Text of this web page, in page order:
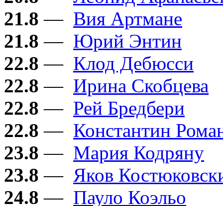
21.8 — Вия Артмане
21.8 — Юрий Энтин
22.8 — Клод Дебюсси
22.8 — Ирина Скобцева
22.8 — Рей Бредбери
22.8 — Константин
23.8 — Мария Кодряну
23.8 — Яков
24.8 — Пауло Коэльо